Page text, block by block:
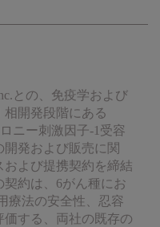
との、免疫学および
開発段階にある
ニー刺激因子-1受容
開発および販売に関
および提携契約を締結
契約は、6がん種にお
療法の安全性、忍容
する、両社の既存の